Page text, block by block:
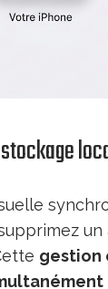
gestion